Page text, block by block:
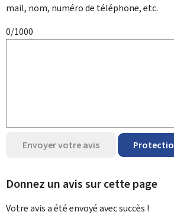
mail, nom, numéro de téléphone, etc.
0/1000
Envoyer votre avis
Donnez un avis sur cette page
Votre avis a été envoyé avecsuccès !